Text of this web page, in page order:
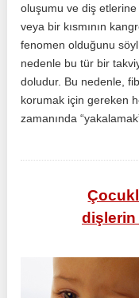
oluşumu ve diş etlerine
veya bir kısmının
fenomen olduğunu
nedenle bu tür bir
doludur. Bu nedenle,
korumak için gereken
zamanında